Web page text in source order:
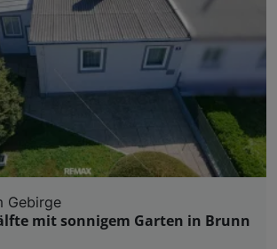
Gebirge
mit sonnigem Garten in Brunn